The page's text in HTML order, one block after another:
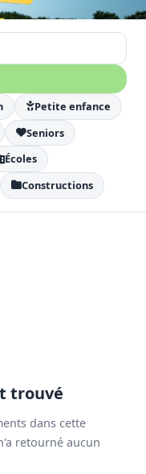
Petite enfance
Seniors
Écoles
Constructions
trouvé
dans cette
retourné aucun